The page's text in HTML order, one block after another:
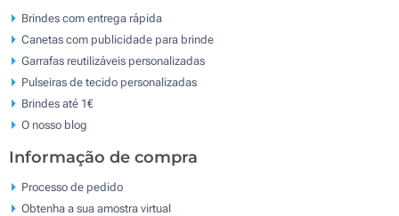
Brindes com entrega rápida
Canetas com publicidade para brinde
Garrafas reutilizáveis personalizadas
Pulseiras de tecido personalizadas
Brindes até 1€
O nosso blog
Informação de compra
Processo de pedido
Obtenha a sua amostra virtual